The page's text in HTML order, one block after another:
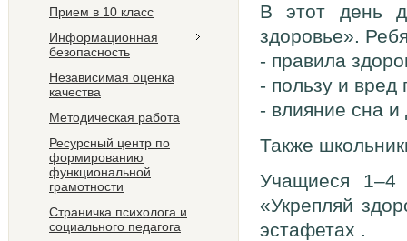
Прием в 10 класс
Информационная
безопасность
Независимая оценка
качества
Методическая работа
Ресурсный центр по
формированию
функциональной
грамотности
Страничка психолога и
социального педагога
В этот день
здоровье».
- правила
- пользу и вред
- влияние сна
Также
Учащиеся 1–4
«Укрепляй
эстафетах .